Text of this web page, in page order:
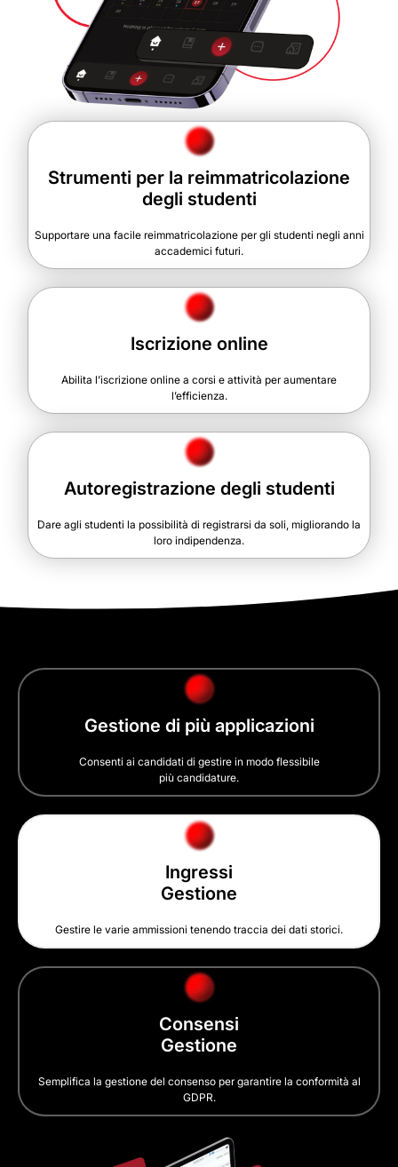
Strumenti per la reimmatricolazione
degli studenti
Supportare una facile reimmatricolazione per gli studenti negli anni
accademici futuri.
Iscrizione online
Abilita l’iscrizione online a corsi e attività per aumentare
l’efficienza.
Autoregistrazione degli studenti
Dare agli studenti la possibilità di registrarsi da soli, migliorando la
loro indipendenza.
Gestione di più applicazioni
Consenti ai candidati di gestire in modo flessibile
più candidature.
Ingressi
Gestione
Gestire le varie ammissioni tenendo traccia dei dati storici.
Consensi
Gestione
Semplifica la gestione del consenso per garantire la conformità al
GDPR.